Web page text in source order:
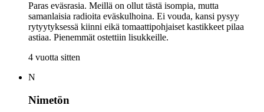
Paras eväsrasia. Meillä on ollut tästä isompia, mutta
samanlaisia radioita eväskulhoina. Ei vouda, kansi pysyy
rytyytyksessä kiinni eikä tomaattipohjaiset kastikkeet pilaa
astiaa. Pienemmät ostettiin lisukkeille.
4 vuotta sitten
N
Nimetön